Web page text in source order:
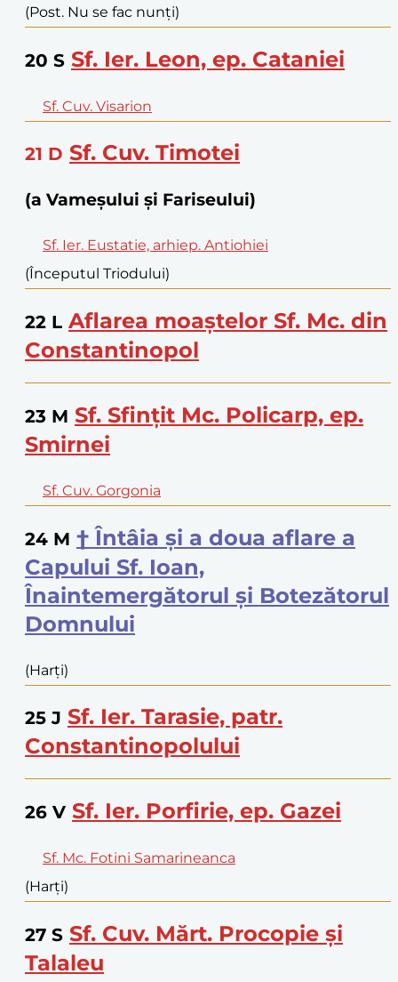
(Post. Nu se fac nunți)
20 S Sf. Ier. Leon, ep. Cataniei
Sf. Cuv. Visarion
21 D Sf. Cuv. Timotei
(a Vameșului și Fariseului)
Sf. Ier. Eustatie, arhiep. Antiohiei
(Începutul Triodului)
22 L Aflarea moaștelor Sf. Mc. din
Constantinopol
23 M Sf. Sfințit Mc. Policarp, ep.
Smirnei
Sf. Cuv. Gorgonia
24 M † Întâia și a doua aflare a
Capului Sf. Ioan,
Înaintemergătorul și Botezătorul
Domnului
(Harți)
25 J Sf. Ier. Tarasie, patr.
Constantinopolului
26 V Sf. Ier. Porfirie, ep. Gazei
Sf. Mc. Fotini Samarineanca
(Harți)
27 S Sf. Cuv. Mărt. Procopie și
Talaleu